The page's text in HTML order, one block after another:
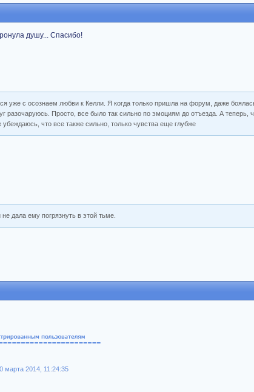
душу... Спасибо!
уже с осознаем любви к Келли. Я когда только пришла на форум, даже
разочаруюсь. Просто, все было так сильно по эмоциям до отъезда. А теперь,
что все также сильно, только чувства еще глубже
дала ему погрязнуть в этой тьме.
марта 2014, 11:24:35